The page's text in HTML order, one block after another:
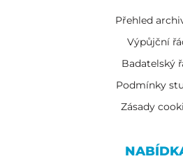
Přehled
Výpůjční
Badatelský
Podmínky
Zásady